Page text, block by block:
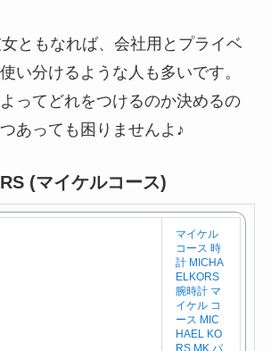
ともなれば、会社用とプライベ
い分けるような人も多いです。
ってどれをつけるのか決めるの
あっても困りませんよ♪
(マイケルコース)
マイケル
コース 時
計 MICHA
ELKORS
腕時計 マ
イケル コ
ース MIC
HAEL KO